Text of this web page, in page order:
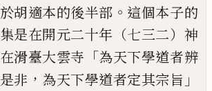
胡適本的後半部 。 這個本子的
是在開元二十年（七三二）神
滑臺大雲寺 「為天下學道者辨
非 ， 為天下學道者定其宗旨 」